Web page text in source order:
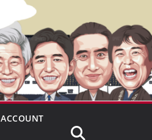
ACCOUNT